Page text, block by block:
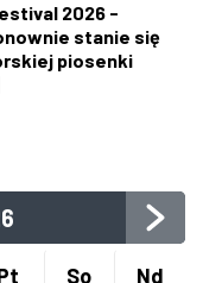
2026 -
stanie się
piosenki
So Nd